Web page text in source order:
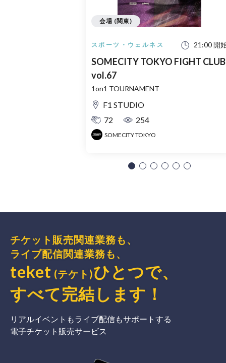
スポーツ・ウェルネス 21:00 開
SOMECITY TOKYO FIGHT CLUB
vol.67
1on1 TOURNAMENT
F1 STUDIO
72
254
SOMECITY TOKYO
会場 (関東)
チケット販売関連業務も、
ライブ配信関連業務も、
teket (テケト)ひとつで、
すべて完結 します ！
リアルイベントもライブ配信もサポートする
電子チケット販売サービス